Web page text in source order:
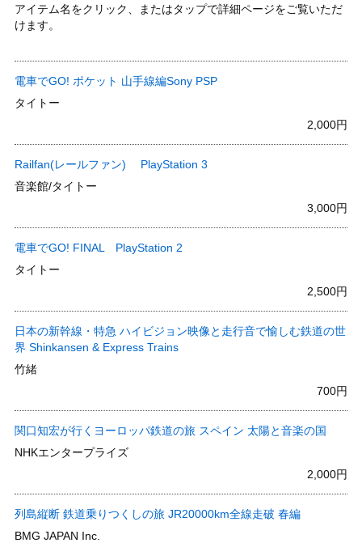
アイテム名をクリック、またはタップで詳細ページをご覧いただ
けます。
電車でGO! ポケット 山手線編Sony PSP
タイトー
2,000円
Railfan(レールファン) PlayStation 3
音楽館/タイトー
3,000円
電車でGO! FINAL PlayStation 2
タイトー
2,500円
日本の新幹線・特急 ハイビジョン映像と走行音で愉しむ鉄道の世
界 Shinkansen & Express Trains
竹緒
700円
関口知宏が行くヨーロッパ鉄道の旅 スペイン 太陽と音楽の国
NHKエンタープライズ
2,000円
列島縦断 鉄道乗りつくしの旅 JR20000km全線走破 春編
BMG JAPAN Inc.